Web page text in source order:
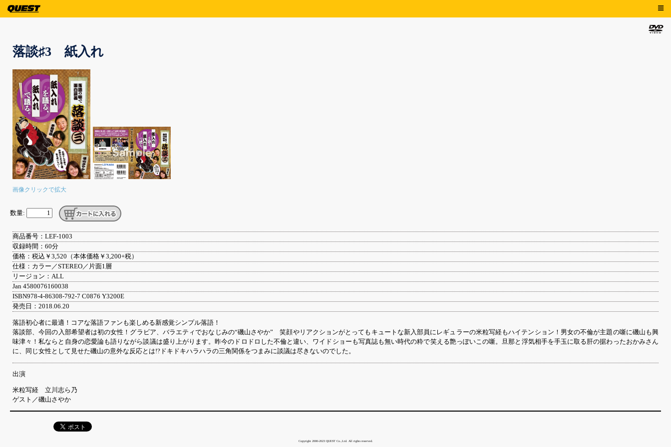
落談♯3 紙入れ
画像クリックで拡大
数量:
商品番号：LEF-1003
収録時間：60分
価格：税込￥3,520（本体価格￥3,200+税）
仕様：カラー／STEREO／片面1層
リージョン：ALL
Jan 4580076160038
ISBN978-4-86308-792-7 C0876 Y3200E
発売日：2018.06.20
落語初心者に最適！コアな落語ファンも楽しめる新感覚シンプル落語！
落談部、今回の入部希望者は初の女性！グラビア、バラエティでおなじみの“磯山さやか” 笑顔やリアクションがとってもキュートな新入部員にレギュラーの米粒写経もハイテンション！男女の不倫が主題の噺に磯山も興
味津々！私ならと自身の恋愛論も語りながら談議は盛り上がります。昨今のドロドロした不倫と違い、ワイドショーも写真誌も無い時代の粋で笑える艶っぽいこの噺。旦那と浮気相手を手玉に取る肝の据わったおかみさん
に、同じ女性として見せた磯山の意外な反応とは!?ドキドキハラハラの三角関係をつまみに談議は尽きないのでした。
出演
米粒写経 立川志ら乃
ゲスト／磯山さやか
Copyright 2000-2023 QUEST Co.,Ltd. All rights reserved.